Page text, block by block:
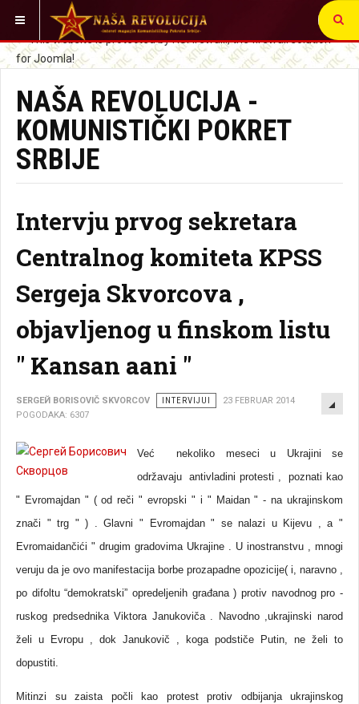
VI STE OVDE:
NAŠA REVOLUCIJA -
KOMUNISTIČKI POKRET
SRBIJE
Intervju prvog sekretara
Centralnog komiteta KPSS
Sergeja Skvorcova ,
objavljenog u finskom listu
" Kansan aani "
SERGEЙ BORISOVIČ SKVORCOV INTERVIJUI
23 FEBRUAR 2014
POGODAKA: 6307
Već nekoliko meseci u Ukrajini se
održavaju antivladini protesti , poznati kao
" Evromajdan " ( od reči " evropski " i " Maidan " - na ukrajinskom
znači " trg " ) . Glavni " Evromajdan " se nalazi u Kijevu , a "
Evromaidančići " drugim gradovima Ukrajine . U inostranstvu , mnogi
veruju da je ovo manifestacija borbe prozapadne opozicije( i, naravno ,
po difoltu “demokratski” opredeljenih građana ) protiv navodnog pro -
ruskog predsednika Viktora Janukoviča . Navodno ,ukrajinski narod
želi u Evropu , dok Janukovič , koga podstiče Putin, ne želi to
dopustiti.
Mitinzi su zaista počli kao protest protiv odbijanja ukrajinskog